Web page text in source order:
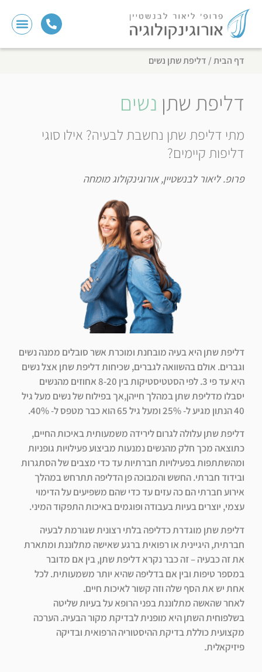
דף הבית/ דליפת שתן נשים
דליפת שתן נשים
מתי דליפת שתן נחשבת לבעיה? אילו סוגי
דליפות קיימים?
פרופ. ליאור לבנשטיין, אורוגינקולוג מומחה
דליפת שתן היא בעיה מובחנת ומוכרת אשר סובלים ממנה נשים
וגברים. אולם בהשוואה לגברים, שכיחות דליפת שתן אצל נשים
היא עד פי 3. לפי הסטטיסטיקות בין 8-20 אחוזים מהנשים
יסבלו מדליפת שתן במהלך חייהן,אך בפילוח של נשים מעל גיל
40 הנתון מגיע ל- 25% ומעל גיל 65 הוא כבר מטפס ל- 40%.
דליפת שתן עלולה לגרום לירידה משמעותית באיכות החיים,
כתוצאה מכך חלק מהנשים נמנעות מביצוע פעילויות גופניות
ומהשתתפות בפעילויות חברתיות עד כדי מצבים של הסתגרות
ובידוד חברתי. החשש והמבוכה פן הדליפה תתרחש במהלך
אירוע חברתי הם כה עזים עד כדי שהם משפיעים על הדימוי
עצמי, יוצרים בעיות בעבודה ופוגמים באיכות התפקוד המיני.
דליפת שתן מוגדרת כדליפה בלתי רצונית שגורמת לבעיה
חברתית, היגיינית או רפואית ברגע שאישה מתלוננת ומתארת
את זה כבעיה – זה כבר נקרא דליפת שתן, בין אם מדובר
במספר טיפות ובין אם בדליפה שהיא יותר משמעותית. לכל
אחת יש את הסף שלה וזה קשור לאיכות חיים.
לאחר שהאשה מתלוננת בפני הרופא על בעיות שליטה
בשלפוחית השתן היא מופנית לבדיקת מקור הבעיה. הערכה
מקצועית כוללת בדיקת ההיסטוריה הרפואית ובדיקה
פיזיקאלית.